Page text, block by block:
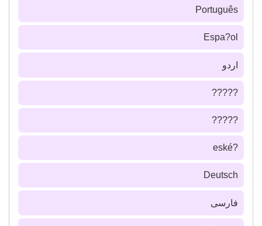
Português
Espa?ol
اردو
?????
?????
?eské
Deutsch
فارسى